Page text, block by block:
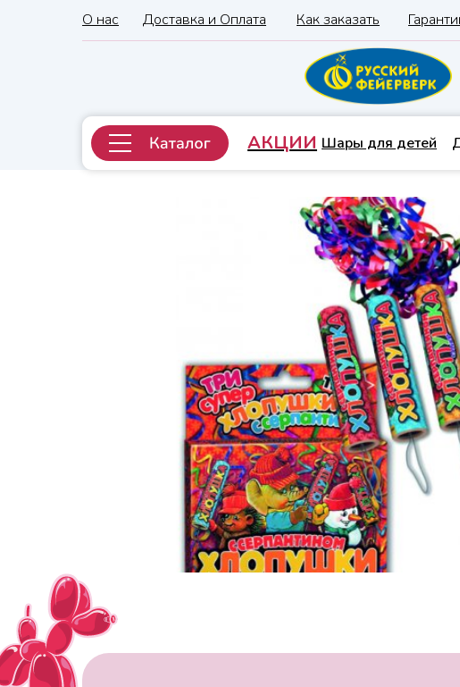
О нас Доставка и Оплата Как заказать
АКЦИИ Шары для детей